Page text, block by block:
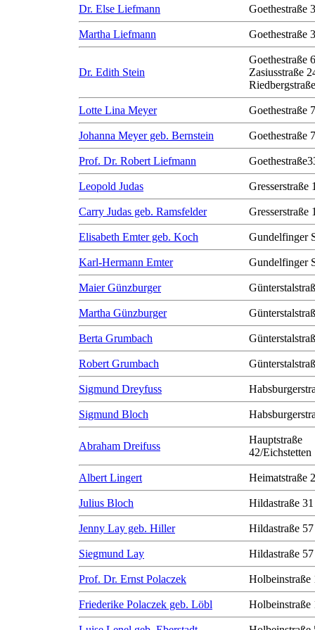
Dr. Else Liefmann Goethestraße
Martha Liefmann Goethestraße
Dr. Edith Stein
Goethestraße
Zasiusstraße
Lotte Lina Meyer Goethestraße
Johanna Meyer geb. Bernstein Goethestraße
Prof. Dr. Robert Liefmann
Leopold Judas Gresserstraße
Carry Judas geb. Ramsfelder Gresserstraße
Elisabeth Emter geb. Koch Gundelfinger
Karl-Hermann Emter Gundelfinger
Maier Günzburger
Martha Günzburger
Berta Grumbach
Robert Grumbach
Sigmund Dreyfuss
Sigmund Bloch
Abraham Dreifuss
Hauptstraße
42/Eichstetten
Albert Lingert Heimatstraße 2
Julius Bloch Hildastraße 31
Jenny Lay geb. Hiller Hildastraße 57
Siegmund Lay Hildastraße 57
Prof. Dr. Ernst Polaczek Holbeinstraße
Friederike Polaczek geb. Löbl Holbeinstraße